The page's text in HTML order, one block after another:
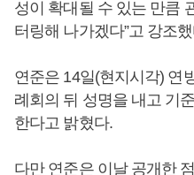
성이 확대될 수 있는 만큼
터링해 나가겠다”고 강조
연준은 14일(현지시각) 연
례회의 뒤 성명을 내고 기
한다고 밝혔다.
다만 연준은 이날 공개한